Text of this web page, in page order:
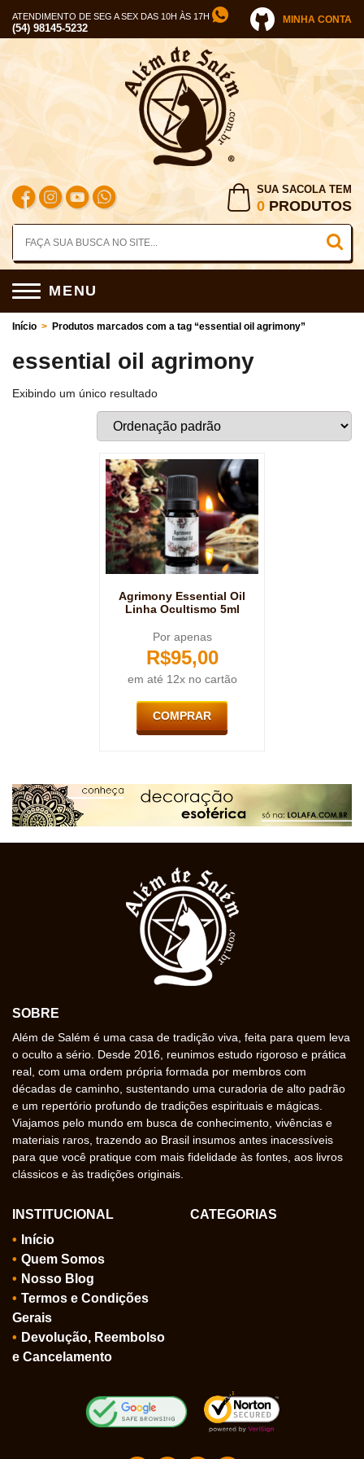
ATENDIMENTO DE SEG A SEX DAS 10H ÀS 17H
(54) 98145-5232
MINHA CONTA
SUA SACOLA TEM
0 PRODUTOS
MENU
Início > Produtos marcados com a tag “essential oil agrimony”
essential oil agrimony
Exibindo um único resultado
Agrimony Essential Oil
Linha Ocultismo 5ml
Por apenas
R$95,00
em até 12x no cartão
COMPRAR
SOBRE
Além de Salém é uma casa de tradição viva, feita para quem leva
o oculto a sério. Desde 2016, reunimos estudo rigoroso e prática
real, com uma ordem própria formada por membros com
décadas de caminho, sustentando uma curadoria de alto padrão
e um repertório profundo de tradições espirituais e mágicas.
Viajamos pelo mundo em busca de conhecimento, vivências e
materiais raros, trazendo ao Brasil insumos antes inacessíveis
para que você pratique com mais fidelidade às fontes, aos livros
clássicos e às tradições originais.
INSTITUCIONAL
Início
Quem Somos
Nosso Blog
Termos e Condições
Gerais
Devolução, Reembolso
e Cancelamento
CATEGORIAS